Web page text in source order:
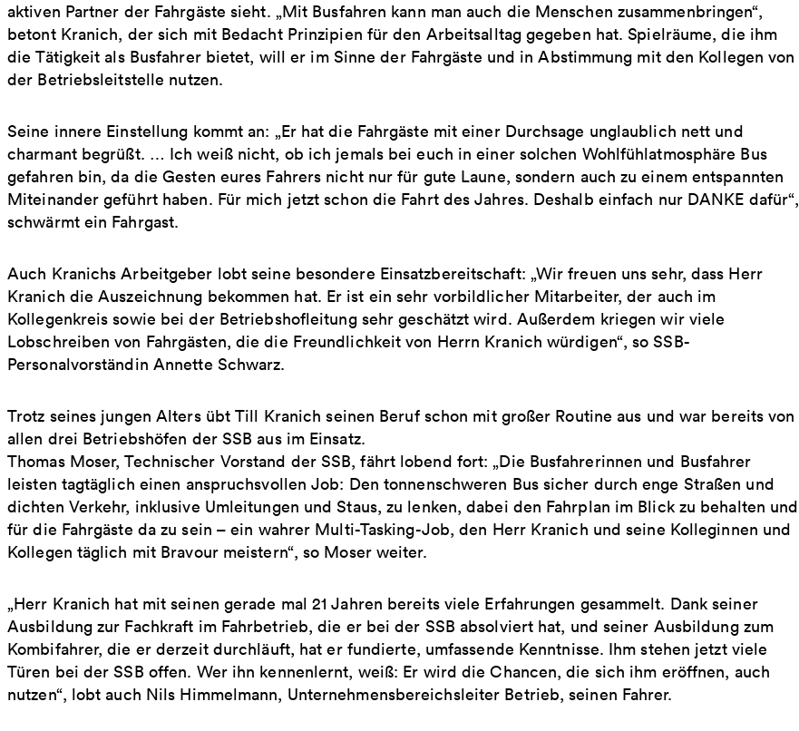
aktiven Partner der Fahrgäste sieht. „Mit Busfahren kann man auch die Menschen zusammenbringen“,
betont Kranich, der sich mit Bedacht Prinzipien für den Arbeitsalltag gegeben hat. Spielräume, die ihm
die Tätigkeit als Busfahrer bietet, will er im Sinne der Fahrgäste und in Abstimmung mit den Kollegen von
der Betriebsleitstelle nutzen.
Seine innere Einstellung kommt an: „Er hat die Fahrgäste mit einer Durchsage unglaublich nett und
charmant begrüßt. … Ich weiß nicht, ob ich jemals bei euch in einer solchen Wohlfühlatmosphäre Bus
gefahren bin, da die Gesten eures Fahrers nicht nur für gute Laune, sondern auch zu einem entspannten
Miteinander geführt haben. Für mich jetzt schon die Fahrt des Jahres. Deshalb einfach nur DANKE dafür“,
schwärmt ein Fahrgast.
Auch Kranichs Arbeitgeber lobt seine besondere Einsatzbereitschaft: „Wir freuen uns sehr, dass Herr
Kranich die Auszeichnung bekommen hat. Er ist ein sehr vorbildlicher Mitarbeiter, der auch im
Kollegenkreis sowie bei der Betriebshofleitung sehr geschätzt wird. Außerdem kriegen wir viele
Lobschreiben von Fahrgästen, die die Freundlichkeit von Herrn Kranich würdigen“, so SSB-
Personalvorständin Annette Schwarz.
Trotz seines jungen Alters übt Till Kranich seinen Beruf schon mit großer Routine aus und war bereits von
allen drei Betriebshöfen der SSB aus im Einsatz.
Thomas Moser, Technischer Vorstand der SSB, fährt lobend fort: „Die Busfahrerinnen und Busfahrer
leisten tagtäglich einen anspruchsvollen Job: Den tonnenschweren Bus sicher durch enge Straßen und
dichten Verkehr, inklusive Umleitungen und Staus, zu lenken, dabei den Fahrplan im Blick zu behalten und
für die Fahrgäste da zu sein – ein wahrer Multi-Tasking-Job, den Herr Kranich und seine Kolleginnen und
Kollegen täglich mit Bravour meistern“, so Moser weiter.
„Herr Kranich hat mit seinen gerade mal 21 Jahren bereits viele Erfahrungen gesammelt. Dank seiner
Ausbildung zur Fachkraft im Fahrbetrieb, die er bei der SSB absolviert hat, und seiner Ausbildung zum
Kombifahrer, die er derzeit durchläuft, hat er fundierte, umfassende Kenntnisse. Ihm stehen jetzt viele
Türen bei der SSB offen. Wer ihn kennenlernt, weiß: Er wird die Chancen, die sich ihm eröffnen, auch
nutzen“, lobt auch Nils Himmelmann, Unternehmensbereichsleiter Betrieb, seinen Fahrer.